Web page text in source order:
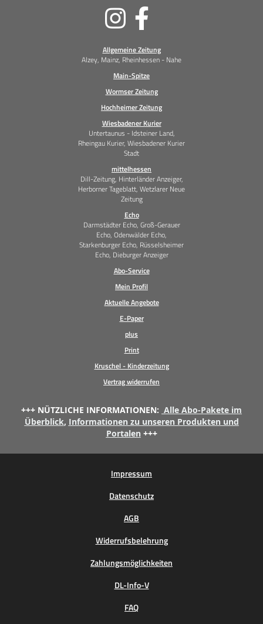
Allgemeine Zeitung
Alzey, Mainz, Rheinhessen - Nahe
Main-Spitze
Wormser Zeitung
Hochheimer Zeitung
Wiesbadener Kurier
Untertaunus - Idsteiner Land,
Rheingau Kurier, Wiesbadener Kurier
Stadt
mittelhessen
Dill-Zeitung, Hinterländer Anzeiger,
Herborner Tageblatt, Wetzlarer Neue
Zeitung
Echo
Darmstädter Echo, Groß-Gerauer
Echo, Odenwälder Echo,
Starkenburger Echo, Rüsselsheimer
Echo, Dieburger Anzeiger
Abo-Service
Mein Profil
Aktuelle Angebote
E-Paper
plus
Print
Kruschel - Kinderzeitung
Vertrag widerrufen
Soziale
Medien
+++ NÜTZLICHE INFORMATIONEN: Alle Abo-Pakete im
Überblick, Informationen zu unseren Produkten und
Portalen +++
Impressum
Datenschutz
AGB
Widerrufsbelehrung
Zahlungsmöglichkeiten
DL-Info-V
FAQ